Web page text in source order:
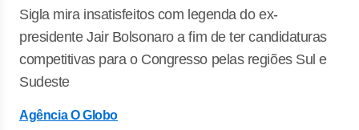
Sigla mira insatisfeitos com legenda do ex-
presidente Jair Bolsonaro a fim de ter candidaturas
competitivas para o Congresso pelas regiões Sul e
Sudeste
Agência O Globo